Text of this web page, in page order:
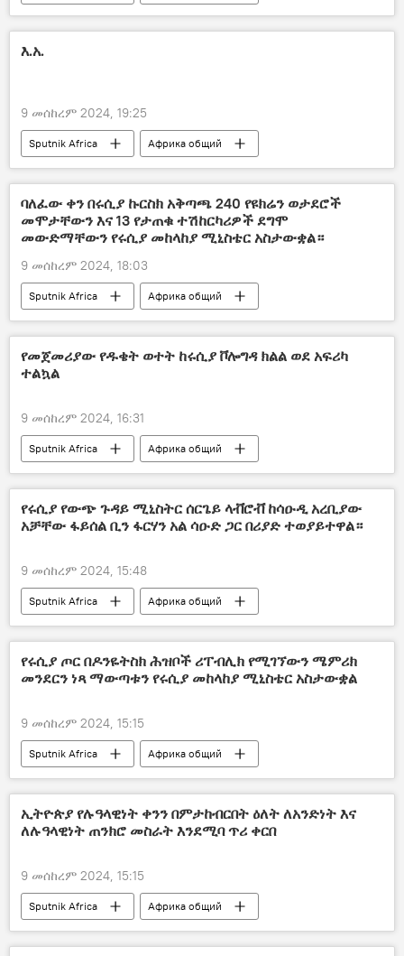
እ.አ.
9 መሰከረም 2024, 19:25
Sputnik Africa Африка общий
ባለፈው ቀን በሩሲያ ኩርስክ አቅጣጫ 240 የዩክሬን ወታደሮች
መሞታቸውን እና 13 የታጠቁ ተሽከርካሪዎች ደግሞ
መውድማቸውን የሩሲያ መከላከያ ሚኒስቴር አስታውቋል።
9 መሰከረም 2024, 18:03
Sputnik Africa Африка общий
የመጀመሪያው የዱቄት ወተት ከሩሲያ ቮሎግዳ ክልል ወደ አፍሪካ
ተልኳል
9 መሰከረም 2024, 16:31
Sputnik Africa Африка общий
የሩሲያ የውጭ ጉዳይ ሚኒስትር ሰርጌይ ላቭሮቭ ከሳዑዲ አረቢያው
አቻቸው ፋይሰል ቢን ፋርሃን አል ሳዑድ ጋር በሪያድ ተወያይተዋል።
9 መሰከረም 2024, 15:48
Sputnik Africa Африка общий
የሩሲያ ጦር በዶንዬትስክ ሕዝቦች ሪፐብሊክ የሚገኘውን ሜምሪክ
መንደርን ነጻ ማውጣቱን የሩሲያ መከላከያ ሚኒስቴር አስታውቋል
9 መሰከረም 2024, 15:15
Sputnik Africa Африка общий
ኢትዮጵያ የሉዓላዊነት ቀንን በምታከብርበት ዕለት ለአንድነት እና
ለሉዓላዊነት ጠንክሮ መስራት እንደሚባ ጥሪ ቀርበ
9 መሰከረም 2024, 15:15
Sputnik Africa Африка общий